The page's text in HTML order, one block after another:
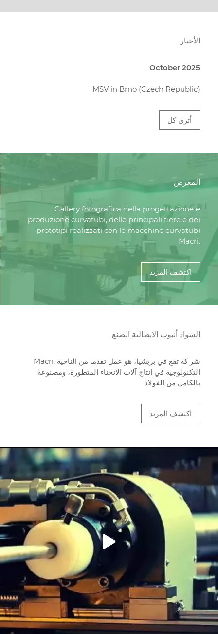
الأخبار
October 2025
MSV in Brno (Czech Republic)
أترى كل
المعرض
Gallery fotografica della progettazione e
produzione curvatubi, delle principali fiere e dei
prototipi realizzati con le macchine curvatubi
Macri.
اكتشف المزيد
الشواذ أنبوب الايطالية الصنع
Macri, شر كة تقع في بريشيا، هو عمل تقدما من الناحية
التكنولوجية في إنتاج آلات الانحناء المتطورة، ومصنوعة
بالكامل من الفولاذ
اكتشف المزيد